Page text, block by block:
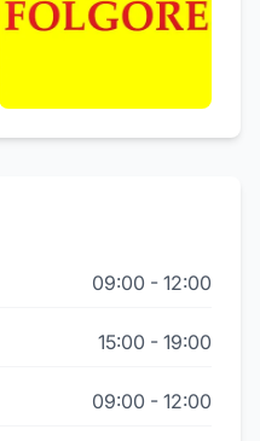
09:00 - 12:00
15:00 - 19:00
09:00 - 12:00